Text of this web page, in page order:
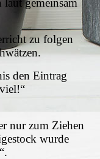
laut gemeinsam
zu folgen
den Eintrag
nur zum Ziehen
wurde